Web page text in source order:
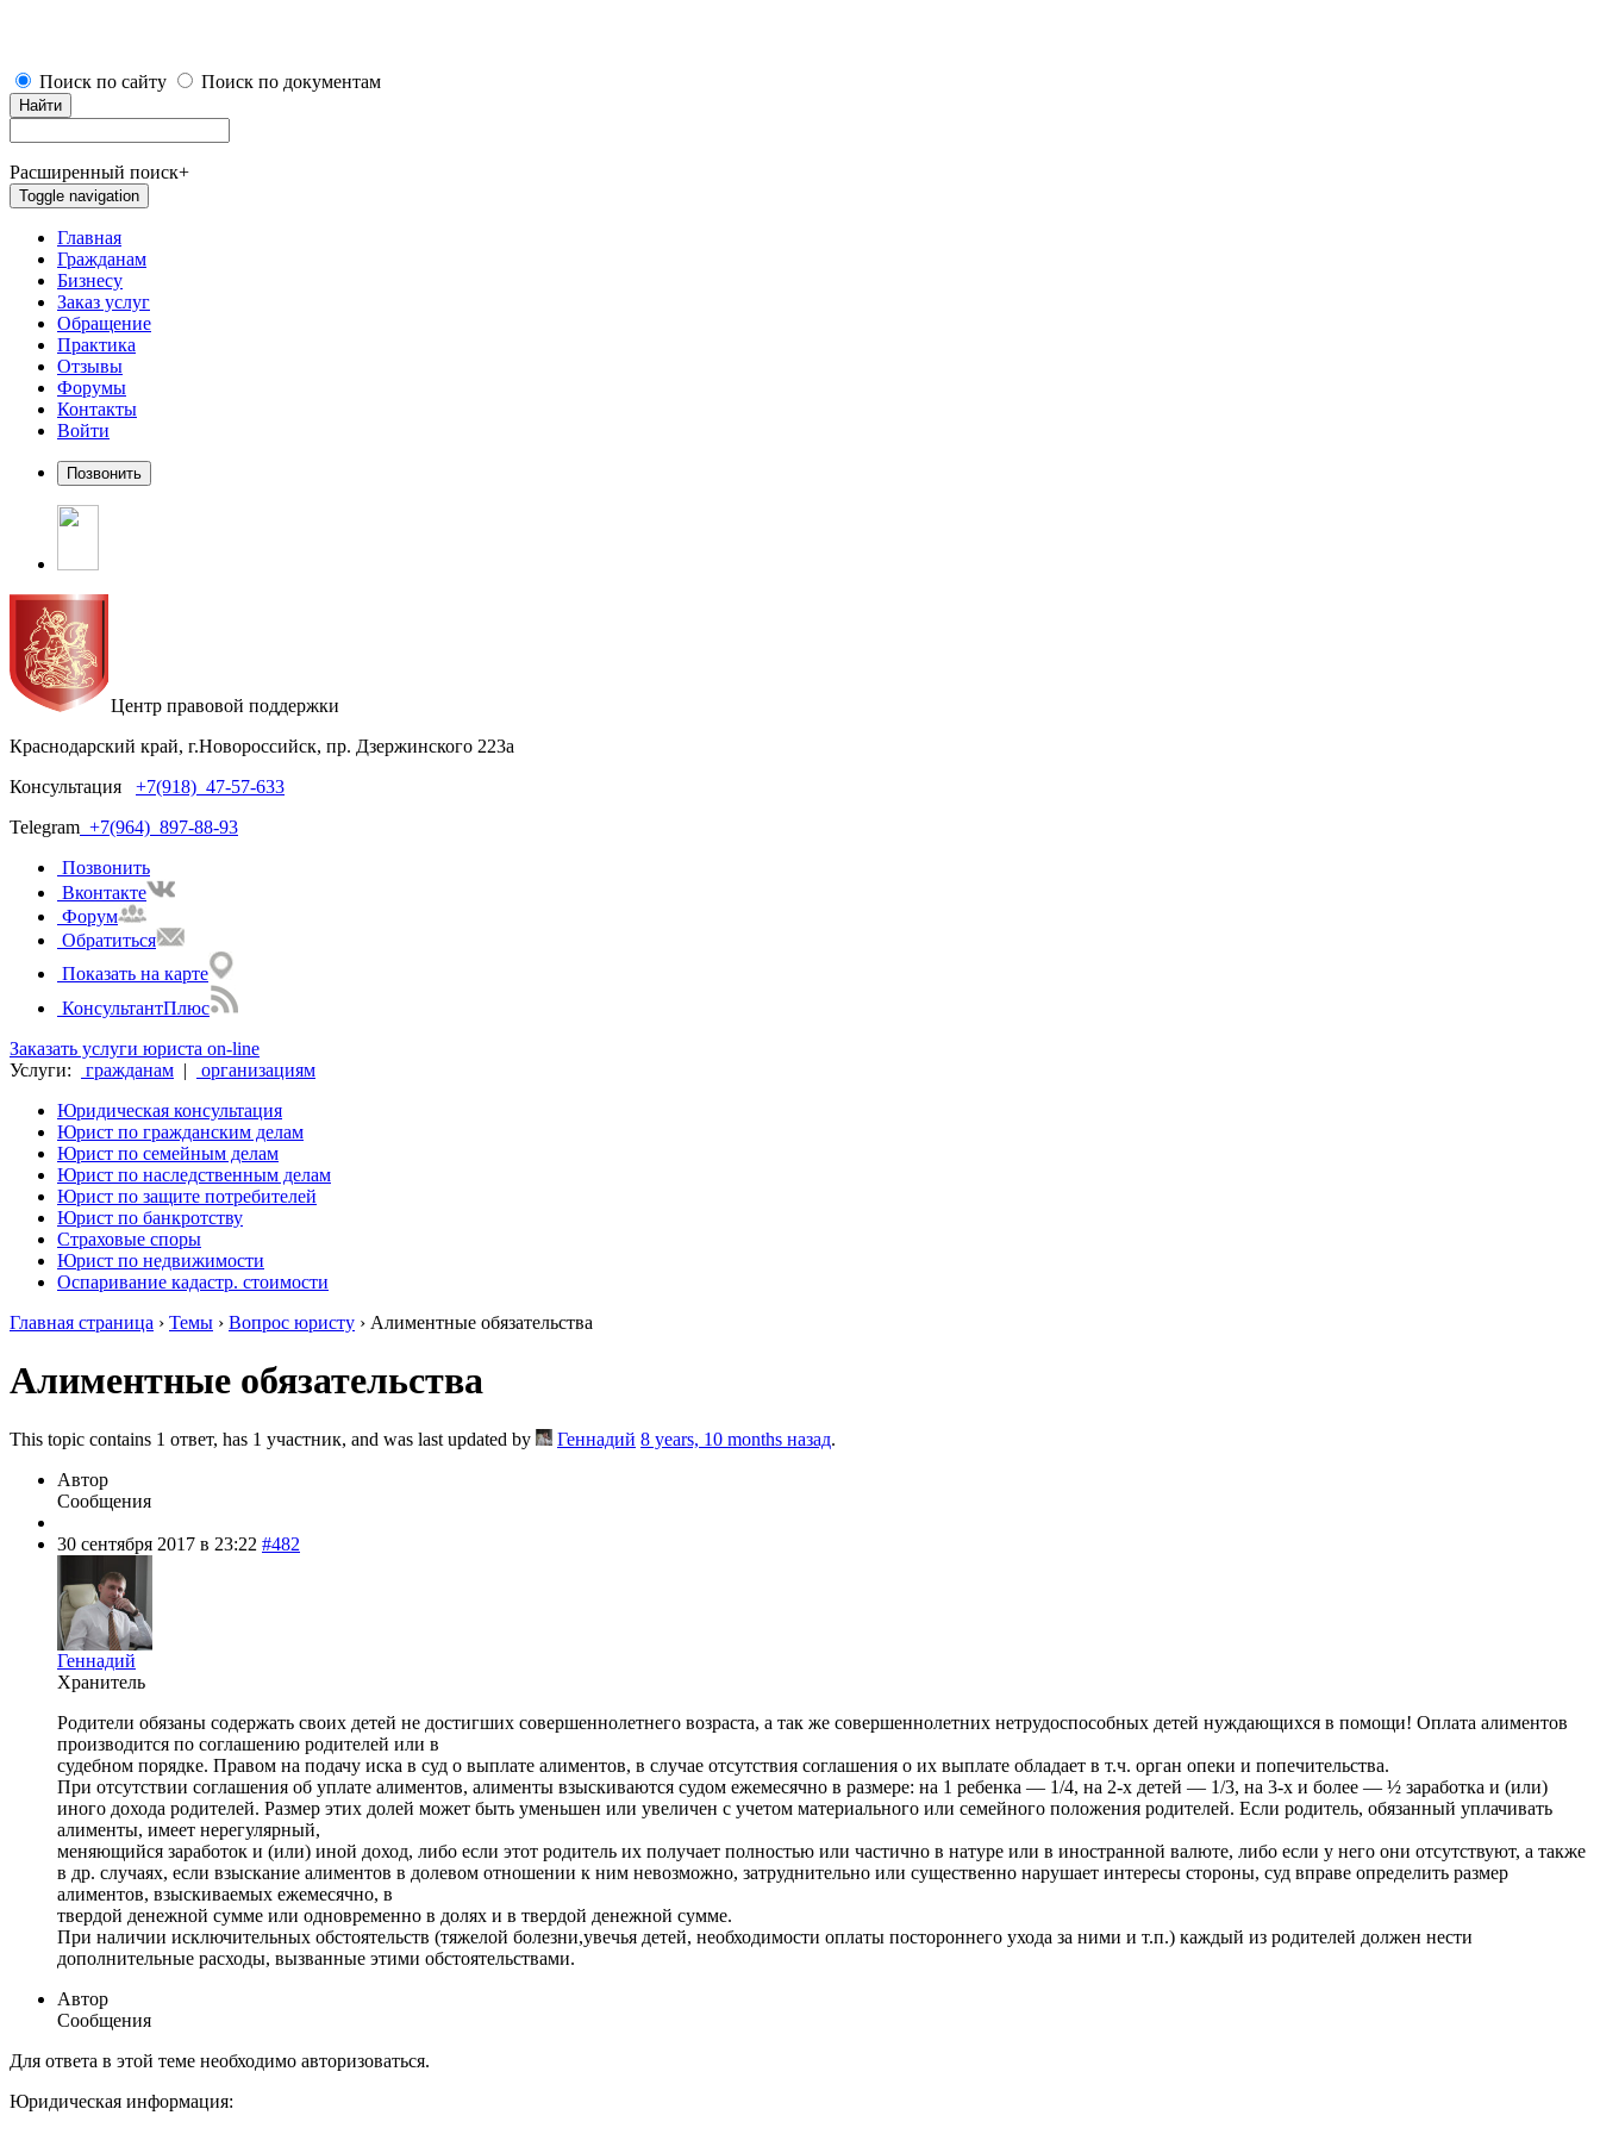
Поиск по сайту Поиск по документам
Найти
Расширенный поиск+
Toggle navigation
Главная
Гражданам
Бизнесу
Заказ услуг
Обращение
Практика
Отзывы
Форумы
Контакты
Войти
Центр правовой поддержки
Краснодарский край, г.Новороссийск, пр. Дзержинского 223а
Консультация +7(918) 47-57-633
Telegram +7(964) 897-88-93
Позвонить
Вконтакте
Форум
Обратиться
Показать на карте
КонсультантПлюс
Заказать услуги юриста on-line
Услуги:
гражданам |
организациям
Юридическая консультация
Юрист по гражданским делам
Юрист по семейным делам
Юрист по наследственным делам
Юрист по защите потребителей
Юрист по банкротству
Страховые споры
Юрист по недвижимости
Оспаривание кадастр. стоимости
Главная страница › Темы › Вопрос юристу › Алиментные обязательства
Алиментные обязательства
This topic contains 1 ответ, has 1 участник, and was last updated by Геннадий 8 years, 10 months назад.
Автор
Сообщения
30 сентября 2017 в 23:22 #482
Геннадий
Хранитель
Родители обязаны содержать своих детей не достигших совершеннолетнего возраста, а так же совершеннолетних нетрудоспособных детей нуждающихся в помощи! Оплата алиментов
производится по соглашению родителей или в
судебном порядке. Правом на подачу иска в суд о выплате алиментов, в случае отсутствия соглашения о их выплате обладает в т.ч. орган опеки и попечительства.
При отсутствии соглашения об уплате алиментов, алименты взыскиваются судом ежемесячно в размере: на 1 ребенка — 1/4, на 2-х детей — 1/3, на 3-х и более — ½ заработка и (или)
иного дохода родителей. Размер этих долей может быть уменьшен или увеличен с учетом материального или семейного положения родителей. Если родитель, обязанный уплачивать
алименты, имеет нерегулярный,
меняющийся заработок и (или) иной доход, либо если этот родитель их получает полностью или частично в натуре или в иностранной валюте, либо если у него они отсутствуют, а также
в др. случаях, если взыскание алиментов в долевом отношении к ним невозможно, затруднительно или существенно нарушает интересы стороны, суд вправе определить размер
алиментов, взыскиваемых ежемесячно, в
твердой денежной сумме или одновременно в долях и в твердой денежной сумме.
При наличии исключительных обстоятельств (тяжелой болезни,увечья детей, необходимости оплаты постороннего ухода за ними и т.п.) каждый из родителей должен нести
дополнительные расходы, вызванные этими обстоятельствами.
Автор
Сообщения
Для ответа в этой теме необходимо авторизоваться.
Юридическая информация: